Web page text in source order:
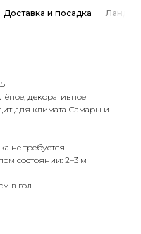
Доставка и посадка
декоративное
для климата Самары и
не требуется
состоянии: 2–3 м
в год